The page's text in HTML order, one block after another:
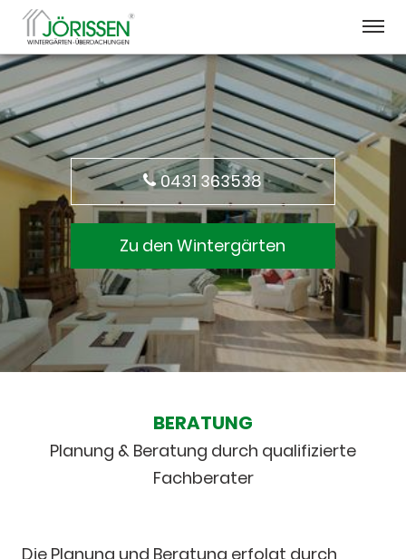
0431 363538
Zu den Wintergärten
BERATUNG
Planung & Beratung durch qualifizierte
Fachberater
Die Planung und Beratung erfolgt durch